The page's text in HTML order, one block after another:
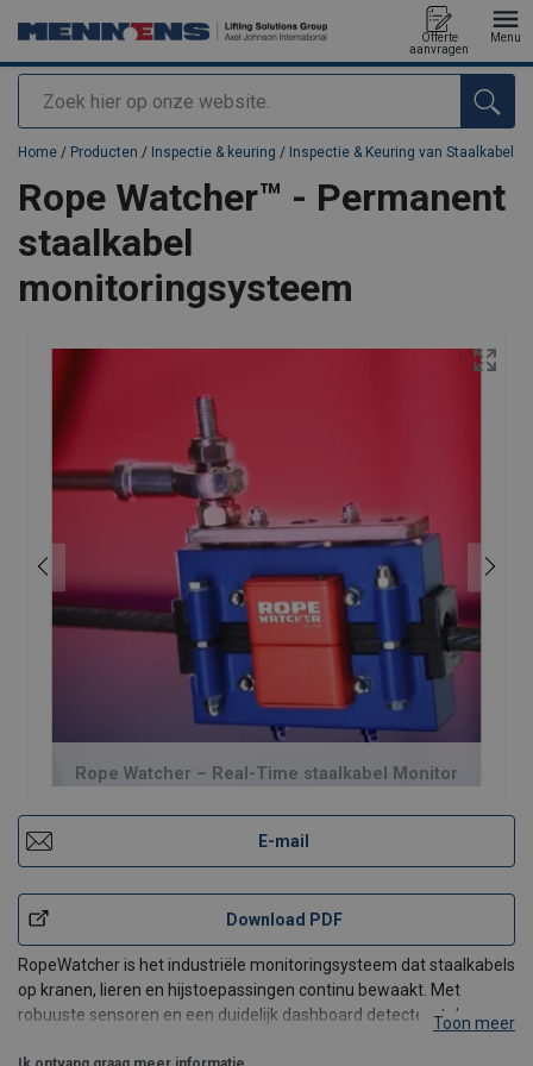
Zoeken
Offerte
aanvragen
Menu
toegevoegd aan uw offerte
Home / Producten / Inspectie & keuring / Inspectie & Keuring van Staalkabel
Rope Watcher™ - Permanent
staalkabel
monitoringsysteem
Rope Watcher – Real-Time staalkabel Monitor
E-mail
Download PDF
RopeWatcher is het industriële monitoringsysteem dat staalkabels
op kranen, lieren en hijstoepassingen continu bewaakt. Met
robuuste sensoren en een duidelijk dashboard detecteert deToon meer